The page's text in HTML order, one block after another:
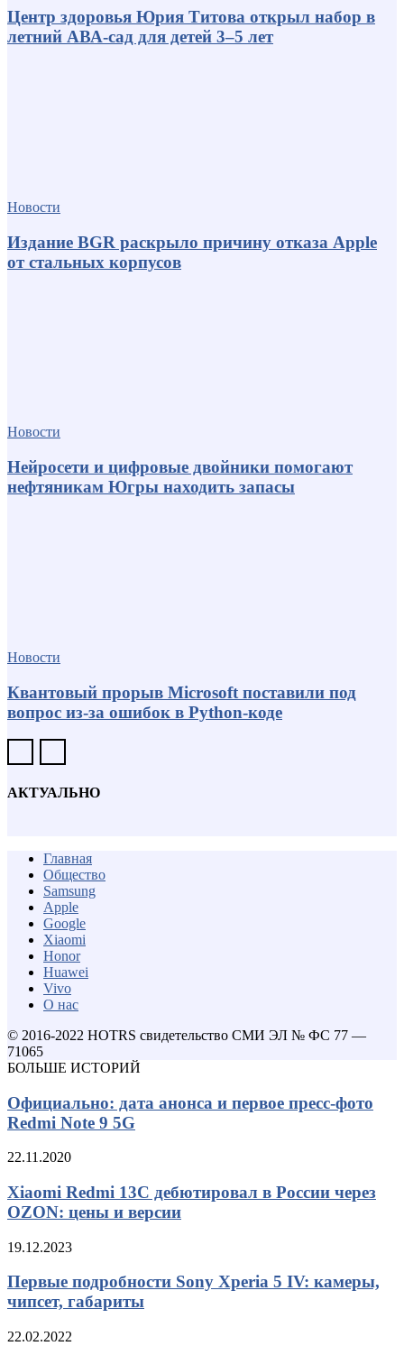
Центр здоровья Юрия Титова открыл набор в
летний АВА-сад для детей 3–5 лет
Новости
Издание BGR раскрыло причину отказа Apple
от стальных корпусов
Новости
Нейросети и цифровые двойники помогают
нефтяникам Югры находить запасы
Новости
Квантовый прорыв Microsoft поставили под
вопрос из-за ошибок в Python-коде
АКТУАЛЬНО
Главная
Общество
Samsung
Apple
Google
Xiaomi
Honor
Huawei
Vivo
О нас
© 2016-2022 HOTRS свидетельство СМИ ЭЛ № ФС 77 —
71065
БОЛЬШЕ ИСТОРИЙ
Официально: дата анонса и первое пресс-фото
Redmi Note 9 5G
22.11.2020
Xiaomi Redmi 13C дебютировал в России через
OZON: цены и версии
19.12.2023
Первые подробности Sony Xperia 5 IV: камеры,
чипсет, габариты
22.02.2022